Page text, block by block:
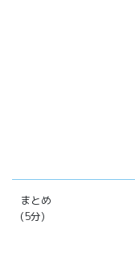
まとめ
(5分)